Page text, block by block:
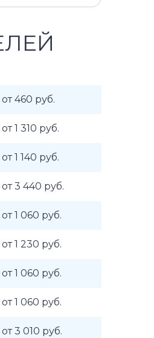
от 460 руб.
от 1 310 руб.
от 1 140 руб.
от 3 440 руб.
от 1 060 руб.
от 1 230 руб.
от 1 060 руб.
от 1 060 руб.
от 3 010 руб.